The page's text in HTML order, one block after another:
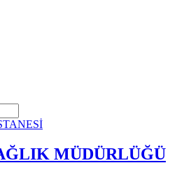
MÜDÜRLÜĞÜ